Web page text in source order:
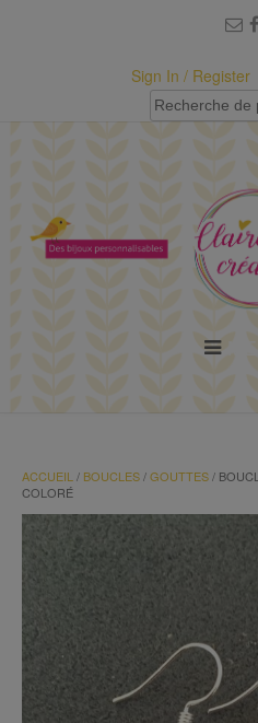
Sign In / Register
Recherche
pour :
ACCUEIL / BOUCLES/GOUTTES/
COLORÉ